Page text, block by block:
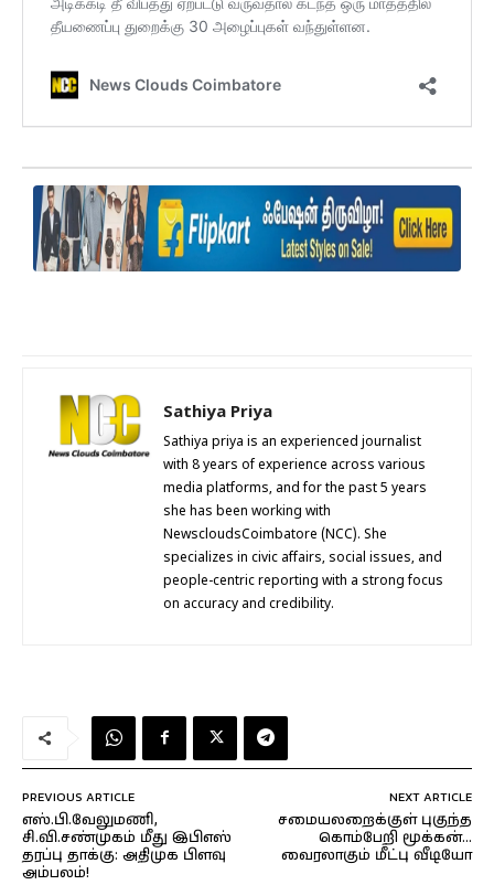
Sathiya Priya
Sathiya priya is an experienced journalist
with 8 years of experience across various
media platforms, and for the past 5 years
she has been working with
NewscloudsCoimbatore (NCC). She
specializes in civic affairs, social issues, and
people-centric reporting with a strong focus
on accuracy and credibility.
PREVIOUS ARTICLE
எஸ்.பி.வேலுமணி,
சி.வி.சண்முகம் மீது இபிஎஸ்
தரப்பு தாக்கு: அதிமுக பிளவு
அம்பலம்!
NEXT ARTICLE
சமையலறைக்குள் புகுந்த
கொம்பேறி மூக்கன்…
வைரலாகும் மீட்பு வீடியோ